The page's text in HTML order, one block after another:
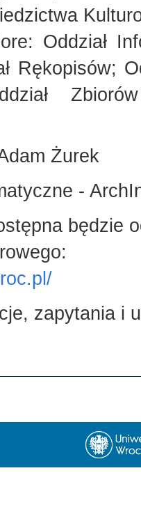
Oddział
Rękopisów;
Żurek
-
będzie
zapytania i